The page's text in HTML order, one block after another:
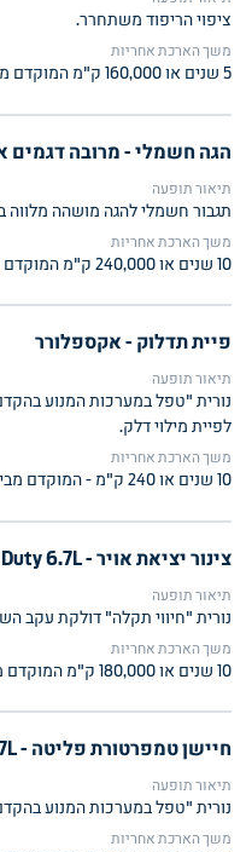
ציפוי הריפוד משתחרר.
משך הארכת אחריות
5 שנים או 160,000 ק"מ המוקדם מביניהם.
הגה חשמלי - מרובה דגמים
תיאור תופעה
תגבור חשמלי להגה מושהה מלווה
משך הארכת אחריות
10 שנים או 240,000 ק"מ המוקדם מביניהם.
פיית תדלוק - אקספלורר
תיאור תופעה
נורית "טפל במערכות המנוע
לפיית מילוי דלק.
משך הארכת אחריות
10 שנים או 240 ק"מ - המוקדם מביניהם
צינור יציאת אויר - F-Super Duty 6.7L
תיאור תופעה
נורית "חיווי תקלה" דולקת עקב
משך הארכת אחריות
10 שנים או 180,000 ק"מ המוקדם מבניהם.
חיישן טמפרטורת פליטה - F-Super Duty 6.7L
תיאור תופעה
נורית "טפל במערכות המנוע
משך הארכת אחריות